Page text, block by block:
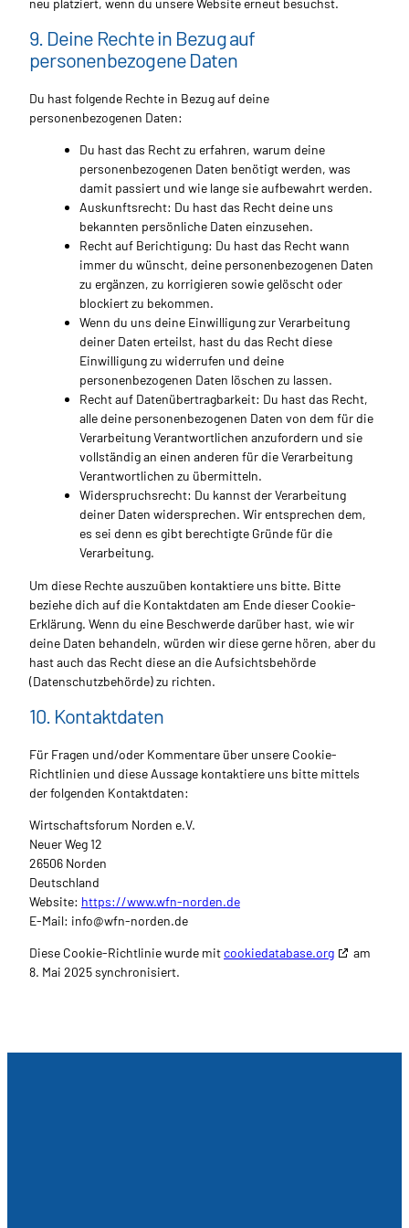
neu platziert, wenn du unsere Website erneut besuchst.
9. Deine Rechte in Bezug auf
personenbezogene Daten
Du hast folgende Rechte in Bezug auf deine
personenbezogenen Daten:
Du hast das Recht zu erfahren, warum deine
personenbezogenen Daten benötigt werden, was
damit passiert und wie lange sie aufbewahrt werden.
Auskunftsrecht: Du hast das Recht deine uns
bekannten persönliche Daten einzusehen.
Recht auf Berichtigung: Du hast das Recht wann
immer du wünscht, deine personenbezogenen Daten
zu ergänzen, zu korrigieren sowie gelöscht oder
blockiert zu bekommen.
Wenn du uns deine Einwilligung zur Verarbeitung
deiner Daten erteilst, hast du das Recht diese
Einwilligung zu widerrufen und deine
personenbezogenen Daten löschen zu lassen.
Recht auf Datenübertragbarkeit: Du hast das Recht,
alle deine personenbezogenen Daten von dem für die
Verarbeitung Verantwortlichen anzufordern und sie
vollständig an einen anderen für die Verarbeitung
Verantwortlichen zu übermitteln.
Widerspruchsrecht: Du kannst der Verarbeitung
deiner Daten widersprechen. Wir entsprechen dem,
es sei denn es gibt berechtigte Gründe für die
Verarbeitung.
Um diese Rechte auszuüben kontaktiere uns bitte. Bitte
beziehe dich auf die Kontaktdaten am Ende dieser Cookie-
Erklärung. Wenn du eine Beschwerde darüber hast, wie wir
deine Daten behandeln, würden wir diese gerne hören, aber du
hast auch das Recht diese an die Aufsichtsbehörde
(Datenschutzbehörde) zu richten.
10. Kontaktdaten
Für Fragen und/oder Kommentare über unsere Cookie-
Richtlinien und diese Aussage kontaktiere uns bitte mittels
der folgenden Kontaktdaten:
Wirtschaftsforum Norden e.V.
Neuer Weg 12
26506 Norden
Deutschland
Website: https://www.wfn-norden.de
E-Mail: info@wfn-norden.de
Diese Cookie-Richtlinie wurde mitcookiedatabase.org
am
8. Mai 2025 synchronisiert.